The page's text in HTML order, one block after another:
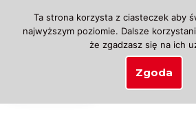
Przejdź
Ta strona korzysta z ciasteczek aby
najwyższym poziomie. Dalsze
że zgadzasz się na ich
Zgoda